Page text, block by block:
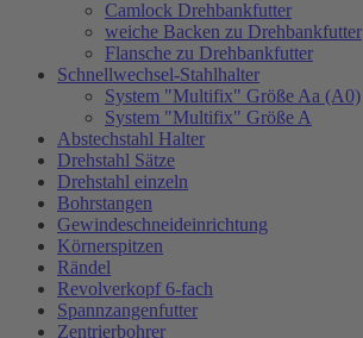
Camlock Drehbankfutter
weiche Backen zu Drehbankfutter
Flansche zu Drehbankfutter
Schnellwechsel-Stahlhalter
System "Multifix" Größe Aa (A0)
System "Multifix" Größe A
Abstechstahl Halter
Drehstahl Sätze
Drehstahl einzeln
Bohrstangen
Gewindeschneideinrichtung
Körnerspitzen
Rändel
Revolverkopf 6-fach
Spannzangenfutter
Zentrierbohrer